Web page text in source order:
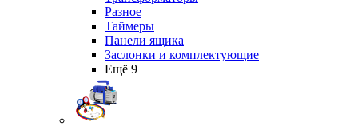
Разное
Таймеры
Панели ящика
Заслонки и комплектующие
Ещё 9